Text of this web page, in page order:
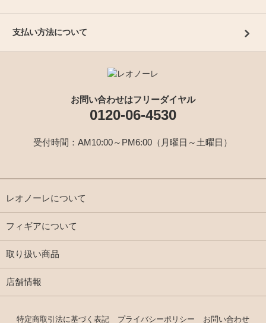
支払い方法について
お問い合わせはフリーダイヤル
0120-06-4530
受付時間：AM10:00～PM6:00（月曜日～土曜日）
レオノーレについて
フィギアについて
取り扱い商品
店舗情報
特定商取引法に基づく表記 プライバシーポリシー お問い合わせ